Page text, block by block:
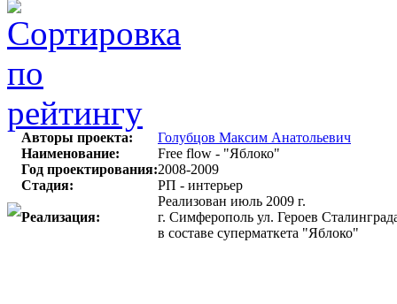
Авторы проекта:
Голубцов Максим Анатольевич
Наименование:
Free flow - "Яблоко"
Год проектирования:2008-2009
Стадия:
РП - интерьер
Реализация:
Реализован июль 2009 г.
г. Симферополь ул. Героев
в составе суперматкета "Яблоко"